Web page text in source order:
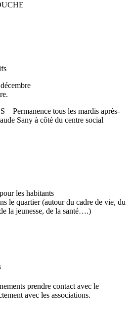
Permanence tous les mardis après-
Sany à côté du centre social
les habitants
le quartier (autour du cadre de vie, du
la jeunesse, de la santé….)
prendre contact avec le
avec les associations.